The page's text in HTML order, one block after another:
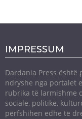
IMPRESSUM
Dardania Press
ndryshe nga portalet
rubrika të larmishme
sociale, politike,
përfshihen edhe të